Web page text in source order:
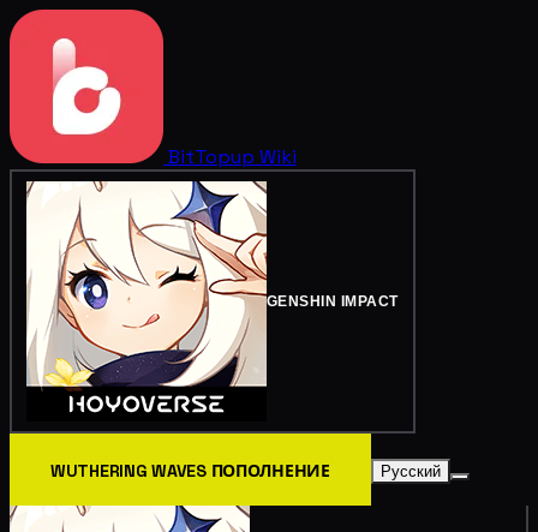
BitTopup Wiki
GENSHIN IMPACT
WUTHERING WAVES ПОПОЛНЕНИЕ Русский